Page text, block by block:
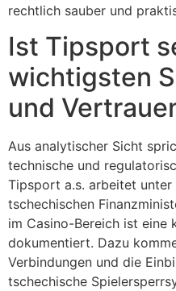
rechtlich sauber und
Ist Tipsport
wichtigsten
und
Aus analytischer Sicht
technische und
Tipsport a.s. arbeitet unter
tschechischen
im Casino-Bereich ist eine
dokumentiert. Dazu
Verbindungen und die
tschechische